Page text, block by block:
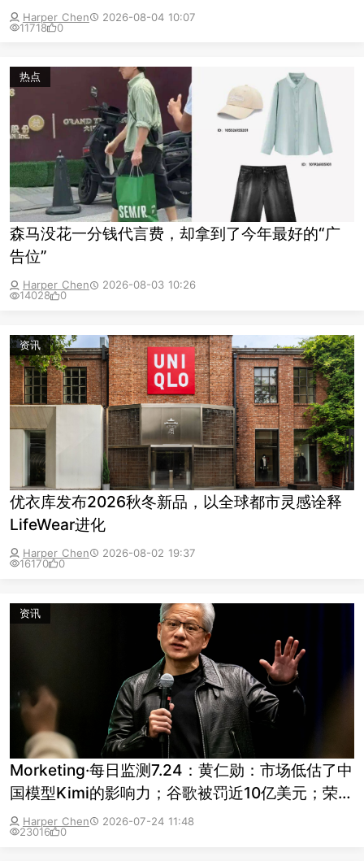
美元；月之暗面回应港股IPO传闻：消息不实
Harper Chen
2026-08-04 10:07
11718
0
热点
森马没花一分钱代言费，却拿到了今年最好的“广
告位”
Harper Chen
2026-08-03 10:26
14028
0
资讯
优衣库发布2026秋冬新品，以全球都市灵感诠释
LifeWear进化
Harper Chen
2026-08-02 19:37
16170
0
资讯
Morketing·每日监测7.24：黄仁勋：市场低估了中
国模型Kimi的影响力；谷歌被罚近10亿美元；荣耀
新logo被指撞脸王者荣耀、Grok
Harper Chen
2026-07-24 11:48
23016
0